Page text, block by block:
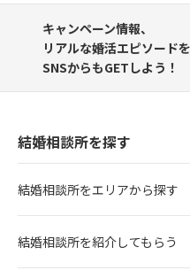
キャンペーン情報、
リアルな婚活エピソードを
SNSからもGETしよう！
結婚相談所を探す
結婚相談所をエリアから探す
結婚相談所を紹介してもらう